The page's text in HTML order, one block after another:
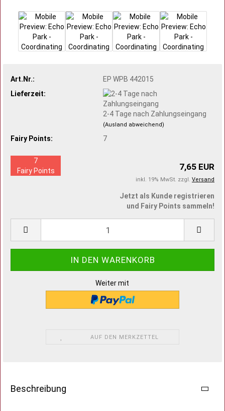
Art.Nr.:
EP WPB 442015
Lieferzeit:
2-4 Tage nach Zahlungseingang
(Ausland abweichend)
Fairy Points: 7
7,65 EUR
inkl. 19% MwSt. zzgl. Versand
7
Fairy Points
Jetzt als Kunde registrieren
und Fairy Points sammeln!
Weiter mit
AUF DEN MERKZETTEL
Beschreibung